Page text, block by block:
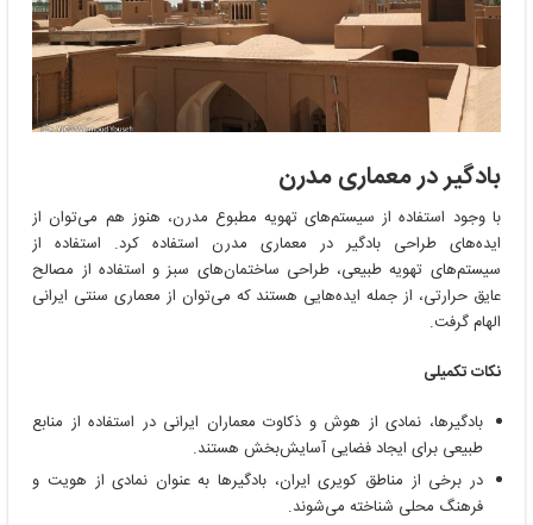
بادگیر در معماری مدرن
با وجود استفاده از سیستم‌های تهویه مطبوع مدرن، هنوز هم می‌توان از
ایده‌های طراحی بادگیر در معماری مدرن استفاده کرد. استفاده از
سیستم‌های تهویه طبیعی، طراحی ساختمان‌های سبز و استفاده از مصالح
عایق حرارتی، از جمله ایده‌هایی هستند که می‌توان از معماری سنتی ایرانی
الهام گرفت.
نکات تکمیلی
بادگیرها، نمادی از هوش و ذکاوت معماران ایرانی در استفاده از منابع
طبیعی برای ایجاد فضایی آسایش‌بخش هستند.
در برخی از مناطق کویری ایران، بادگیرها به عنوان نمادی از هویت و
فرهنگ محلی شناخته می‌شوند.